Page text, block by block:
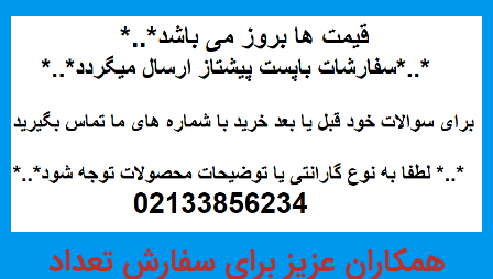
همکاران عزیز برای سفارش تعداد